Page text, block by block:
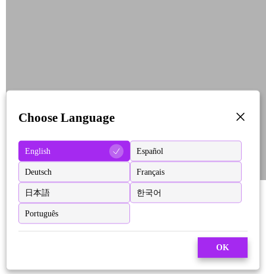
Choose Language
English Español
Deutsch Français
日本語 한국어
Português
OK